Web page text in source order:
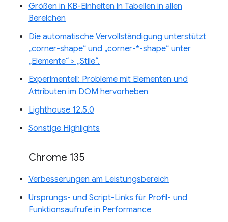
Größen in KB-Einheiten in Tabellen in allen
Bereichen
Die automatische Vervollständigung unterstützt
„corner-shape“ und „corner-*-shape“ unter
„Elemente“ > „Stile“.
Experimentell: Probleme mit Elementen und
Attributen im DOM hervorheben
Lighthouse 12.5.0
Sonstige Highlights
Chrome 135
Verbesserungen am Leistungsbereich
Ursprungs- und Script-Links für Profil- und
Funktionsaufrufe in Performance